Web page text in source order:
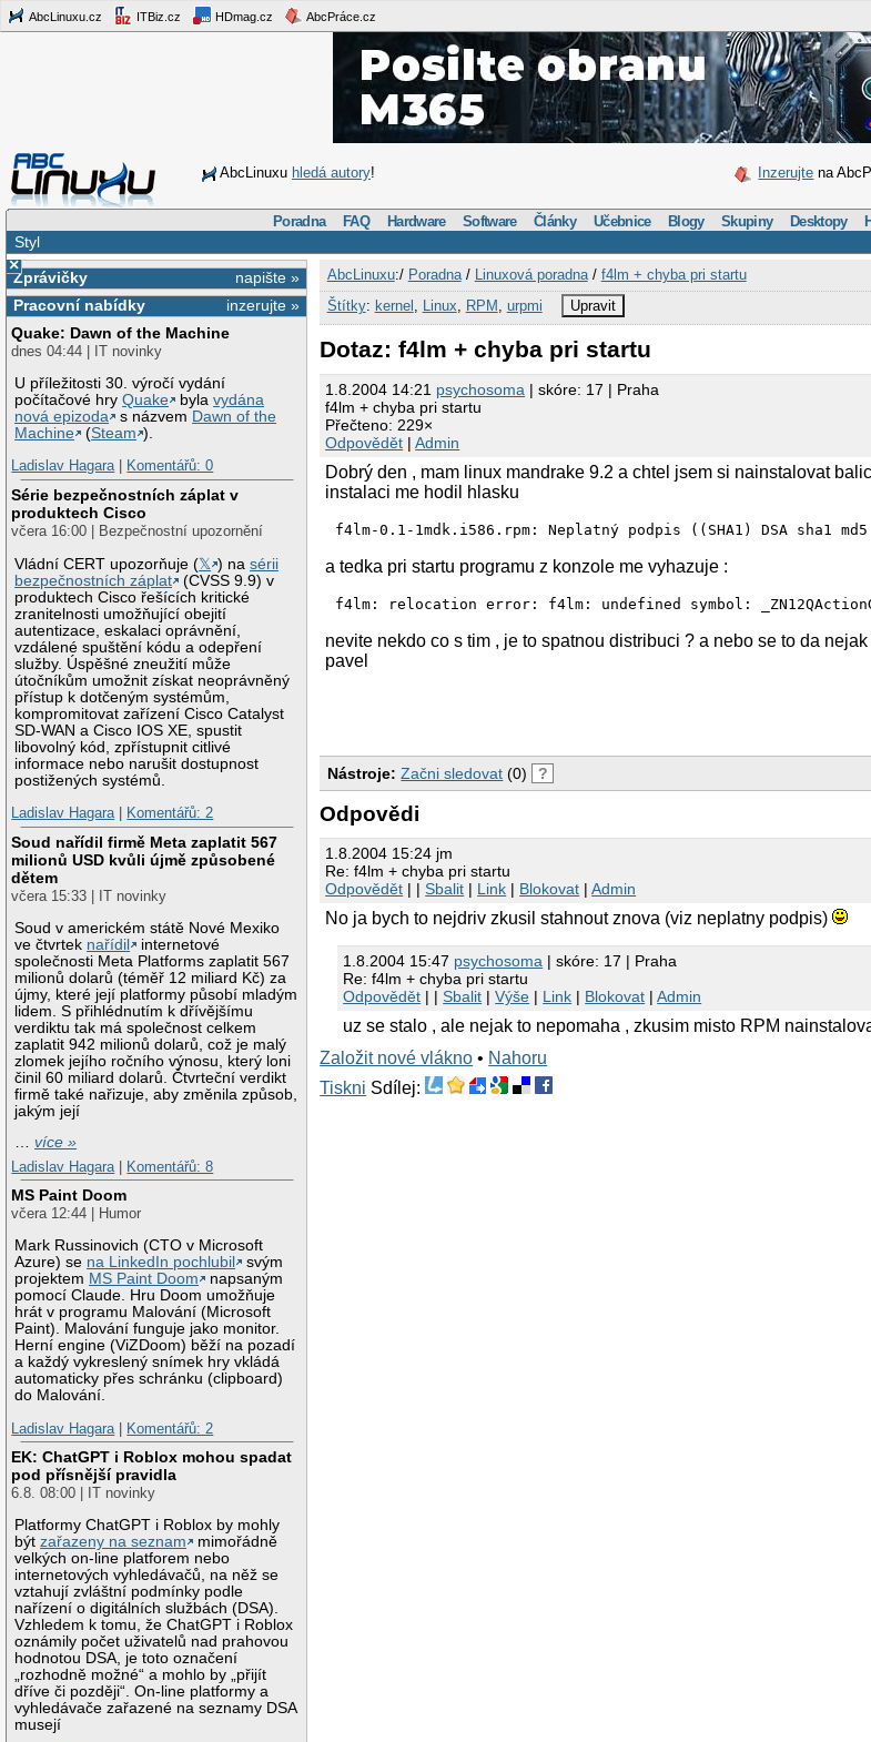
AbcLinuxu.cz ITBiz.cz HDmag.cz AbcPráce.cz
AbcLinuxu hledá autory! Inzerujte na
Poradna FAQ Hardware Software Články Učebnice Blogy Skupiny Desktopy
Styl
×
napište »
Zprávičky
inzerujte »
Pracovní nabídky
Quake: Dawn of the Machine
dnes 04:44 | IT novinky
U příležitosti 30. výročí vydání
počítačové hryQuake bylavydána
nová epizoda
s názvem Dawn of the
Machine
(Steam ).
Ladislav Hagara| Komentářů: 0
Série bezpečnostních záplat v
produktech Cisco
včera 16:00 | Bezpečnostní upozornění
Vládní CERT upozorňuje (𝕏 ) nasérii
bezpečnostních záplat
(CVSS 9.9) v
produktech Cisco řešících kritické
zranitelnosti umožňující obejití
autentizace, eskalaci oprávnění,
vzdálené spuštění kódu a odepření
služby. Úspěšné zneužití může
útočníkům umožnit získat neoprávněný
přístup k dotčeným systémům,
kompromitovat zařízení Cisco Catalyst
SD-WAN a Cisco IOS XE, spustit
libovolný kód, zpřístupnit citlivé
informace nebo narušit dostupnost
postižených systémů.
Ladislav Hagara| Komentářů: 2
Soud nařídil firmě Meta zaplatit 567
milionů USD kvůli újmě způsobené
dětem
včera 15:33 | IT novinky
Soud v americkém státě Nové Mexiko
ve čtvrtek nařídil
internetové
společnosti Meta Platforms zaplatit 567
milionů dolarů (téměř 12 miliard Kč) za
újmy, které její platformy působí mladým
lidem. S přihlédnutím k dřívějšímu
verdiktu tak má společnost celkem
zaplatit 942 milionů dolarů, což je malý
zlomek jejího ročního výnosu, který loni
činil 60 miliard dolarů. Čtvrteční verdikt
firmě také nařizuje, aby změnila způsob,
jakým její
…více »
Ladislav Hagara
Komentářů: 8
MS Paint Doom
včera 12:44 | Humor
Mark Russinovich (CTO v Microsoft
Azure) se na LinkedIn pochlubil
svým
projektem MS Paint Doom
napsaným
pomocí Claude. Hru Doom umožňuje
hrát v programu Malování (Microsoft
Paint). Malování funguje jako monitor.
Herní engine (ViZDoom) běží na pozadí
a každý vykreslený snímek hry vkládá
automaticky přes schránku (clipboard)
do Malování.
Ladislav Hagara
Komentářů: 2
EK: ChatGPT i Roblox mohou spadat
pod přísnější pravidla
6.8. 08:00 | IT novinky
Platformy ChatGPT i Roblox by mohly
býtzařazeny na seznam
mimořádně
velkých on-line platforem nebo
internetových vyhledávačů, na něž se
vztahují zvláštní podmínky podle
nařízení o digitálních službách (DSA).
Vzhledem k tomu, že ChatGPT i Roblox
oznámily počet uživatelů nad prahovou
hodnotou DSA, je toto označení
„rozhodně možné“ a mohlo by „přijít
dříve či později“. On-line platformy a
vyhledávače zařazené na seznamy DSA
musejí
AbcLinuxu:/ Poradna/ Linuxová poradna/ f4lm + chyba pri startu
Štítky: kernel Linux RPM urpmi Upravit
Dotaz: f4lm + chyba pri startu
1.8.2004 14:21 psychosoma | skóre: 17 | Praha
f4lm + chyba pri startu
Přečteno: 229×
Odpovědět |Admin
Dobrý den , mam linux mandrake 9.2 a chtel jsem si nainstalovat
instalaci me hodil hlasku
a tedka pri startu programu z konzole me vyhazuje :
nevite nekdo co s tim , je to spatnou distribuci ? a nebo se to da
pavel
Nástroje: Začni sledovat (0) ?
Odpovědi
1.8.2004 15:24 jm
Re: f4lm + chyba pri startu
Odpovědět | |Sbalit | Link | Blokovat |Admin
No ja bych to nejdriv zkusil stahnout znova (viz neplatny podpis)
1.8.2004 15:47 psychosoma | skóre: 17 | Praha
Re: f4lm + chyba pri startu
Odpovědět | |Sbalit |Výše | Link | Blokovat |Admin
uz se stalo , ale nejak to nepomaha , zkusim misto RPM
Založit nové vlákno • Nahoru
Tiskni Sdílej: